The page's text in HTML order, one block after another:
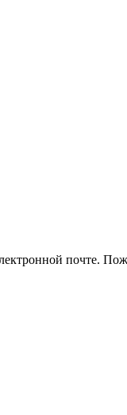
почте.